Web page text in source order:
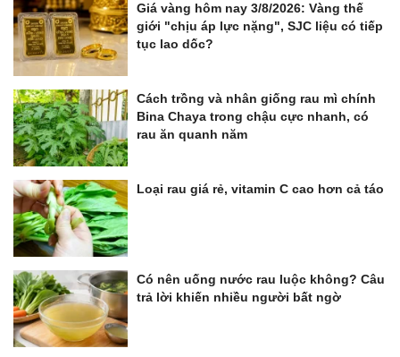
Giá vàng hôm nay 3/8/2026: Vàng thế
giới "chịu áp lực nặng", SJC liệu có tiếp
tục lao dốc?
Cách trồng và nhân giống rau mì chính
Bina Chaya trong chậu cực nhanh, có
rau ăn quanh năm
Loại rau giá rẻ, vitamin C cao hơn cả táo
Có nên uống nước rau luộc không? Câu
trả lời khiến nhiều người bất ngờ